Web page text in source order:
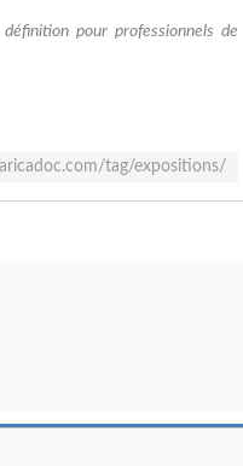
pour professionnels de
tag/expositions/